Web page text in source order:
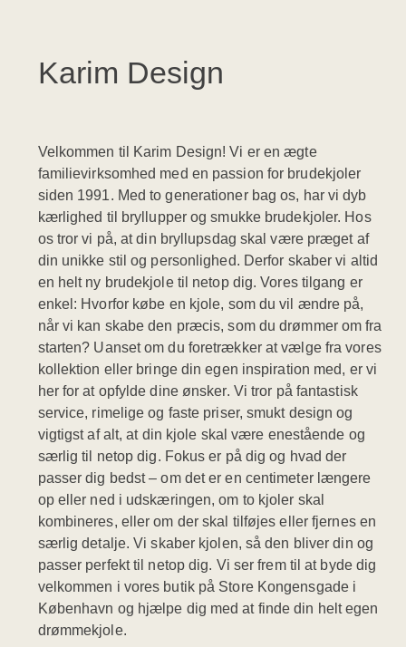
Karim Design
Velkommen til Karim Design! Vi er en ægte
familievirksomhed med en passion for brudekjoler
siden 1991. Med to generationer bag os, har vi dyb
kærlighed til bryllupper og smukke brudekjoler. Hos
os tror vi på, at din bryllupsdag skal være præget af
din unikke stil og personlighed. Derfor skaber vi altid
en helt ny brudekjole til netop dig. Vores tilgang er
enkel: Hvorfor købe en kjole, som du vil ændre på,
når vi kan skabe den præcis, som du drømmer om fra
starten? Uanset om du foretrækker at vælge fra vores
kollektion eller bringe din egen inspiration med, er vi
her for at opfylde dine ønsker. Vi tror på fantastisk
service, rimelige og faste priser, smukt design og
vigtigst af alt, at din kjole skal være enestående og
særlig til netop dig. Fokus er på dig og hvad der
passer dig bedst – om det er en centimeter længere
op eller ned i udskæringen, om to kjoler skal
kombineres, eller om der skal tilføjes eller fjernes en
særlig detalje. Vi skaber kjolen, så den bliver din og
passer perfekt til netop dig. Vi ser frem til at byde dig
velkommen i vores butik på Store Kongensgade i
København og hjælpe dig med at finde din helt egen
drømmekjole.